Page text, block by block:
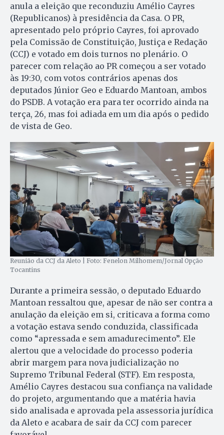
anula a eleição que reconduziu Amélio Cayres
(Republicanos) à presidência da Casa. O PR,
apresentado pelo próprio Cayres, foi aprovado
pela Comissão de Constituição, Justiça e Redação
(CCJ) e votado em dois turnos no plenário. O
parecer com relação ao PR começou a ser votado
às 19:30, com votos contrários apenas dos
deputados Júnior Geo e Eduardo Mantoan, ambos
do PSDB. A votação era para ter ocorrido ainda na
terça, 26, mas foi adiada em um dia após o pedido
de vista de Geo.
Reunião da CCJ da Aleto | Foto: Fenelon Milhomem/Jornal Opção
Tocantins
Durante a primeira sessão, o deputado Eduardo
Mantoan ressaltou que, apesar de não ser contra a
anulação da eleição em si, criticava a forma como
a votação estava sendo conduzida, classificada
como “apressada e sem amadurecimento”. Ele
alertou que a velocidade do processo poderia
abrir margem para nova judicialização no
Supremo Tribunal Federal (STF). Em resposta,
Amélio Cayres destacou sua confiança na validade
do projeto, argumentando que a matéria havia
sido analisada e aprovada pela assessoria jurídica
da Aleto e acabara de sair da CCJ com parecer